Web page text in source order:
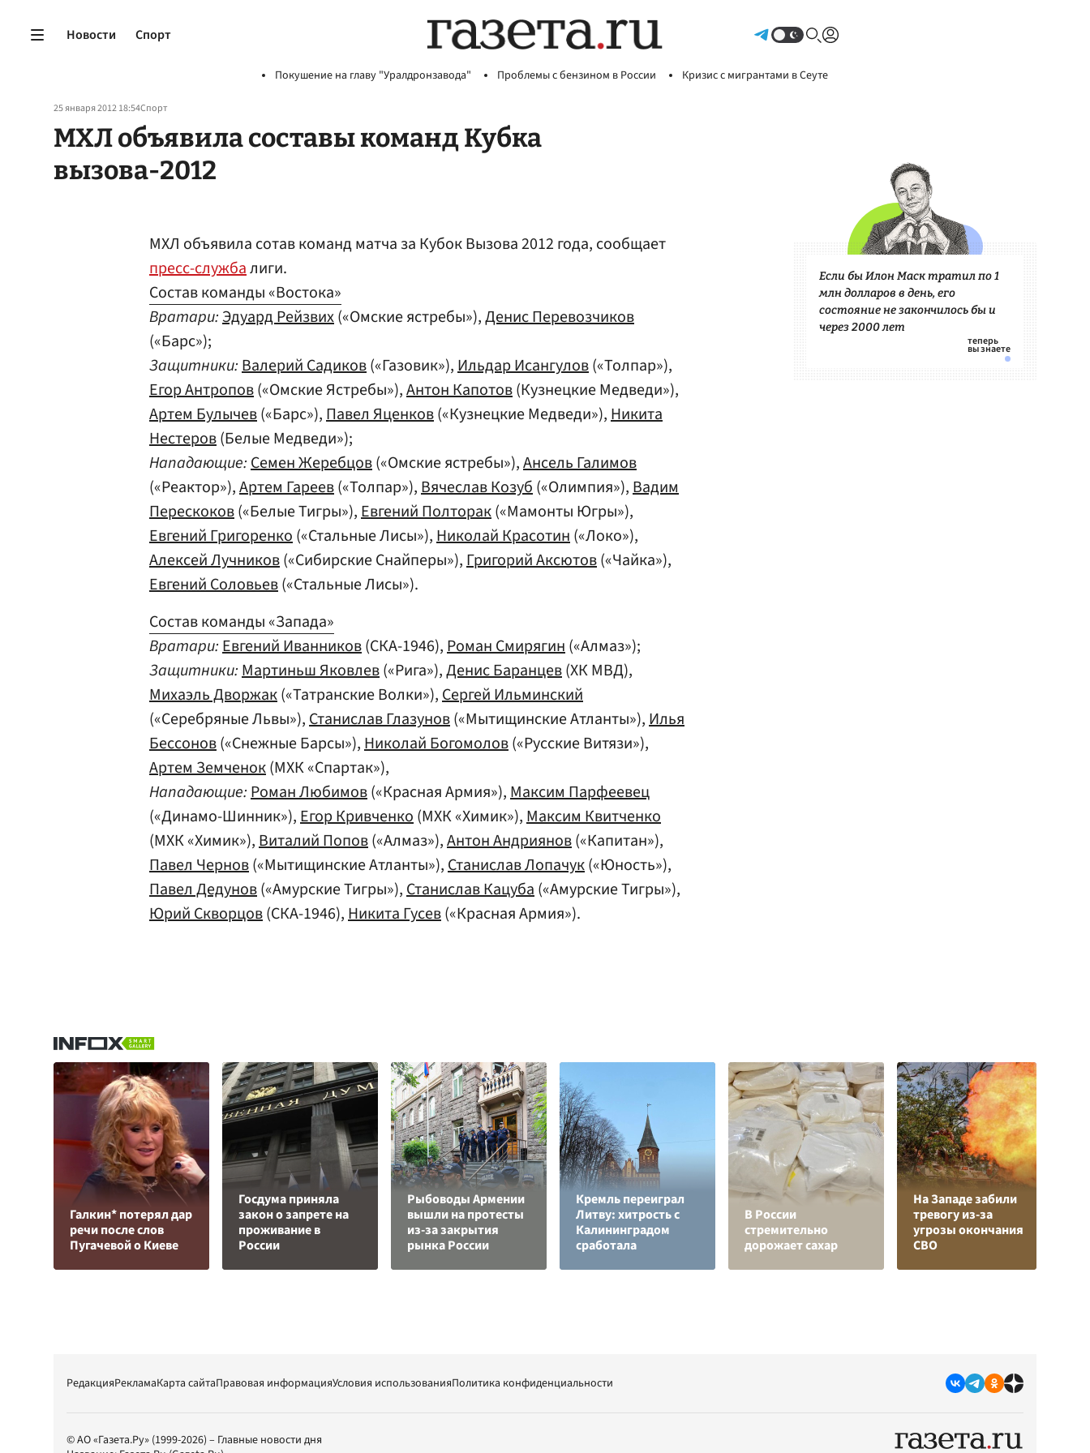
Новости Спорт
Покушение на главу "Уралдронзавода" Проблемы с бензином в России Кризис с мигрантами в Сеуте
25 января 2012 18:54Спорт
МХЛ объявила составы команд Кубка
вызова-2012
МХЛ объявила сотав команд матча за Кубок Вызова 2012 года, сообщает
пресс-службалиги.
Состав команды «Востока»
Вратари:Эдуард Рейзвих(«Омские ястребы»),Денис Перевозчиков
(«Барс»);
Защитники:Валерий Садиков(«Газовик»),Ильдар Исангулов(«Толпар»),
Егор Антропов(«Омские Ястребы»),Антон Капотов(Кузнецкие Медведи»),
Артем Булычев(«Барс»),Павел Яценков(«Кузнецкие Медведи»),Никита
Нестеров(Белые Медведи»);
Нападающие:Семен Жеребцов(«Омские ястребы»),Ансель Галимов
(«Реактор»),Артем Гареев(«Толпар»),Вячеслав Козуб(«Олимпия»),Вадим
Перескоков(«Белые Тигры»),Евгений Полторак(«Мамонты Югры»),
Евгений Григоренко(«Стальные Лисы»),Николай Красотин(«Локо»),
Алексей Лучников(«Сибирские Снайперы»),Григорий Аксютов(«Чайка»),
Евгений Соловьев(«Стальные Лисы»).
Состав команды «Запада»
Вратари:Евгений Иванников(СКА-1946),Роман Смирягин(«Алмаз»);
Защитники:Мартиньш Яковлев(«Рига»),Денис Баранцев(ХК МВД),
Михаэль Дворжак(«Татранские Волки»),Сергей Ильминский
(«Серебряные Львы»),Станислав Глазунов(«Мытищинские Атланты»),Илья
Бессонов(«Снежные Барсы»),Николай Богомолов(«Русские Витязи»),
Артем Земченок(МХК «Спартак»),
Нападающие:Роман Любимов(«Красная Армия»),Максим Парфеевец
(«Динамо-Шинник»),Егор Кривченко(МХК «Химик»),Максим Квитченко
(МХК «Химик»),Виталий Попов(«Алмаз»),Антон Андриянов(«Капитан»),
Павел Чернов(«Мытищинские Атланты»),Станислав Лопачук(«Юность»),
Павел Дедунов(«Амурские Тигры»),Станислав Кацуба(«Амурские Тигры»),
Юрий Скворцов(СКА-1946),Никита Гусев(«Красная Армия»).
Если бы Илон Маск тратил по 1
млн долларов в день, его
состояние не закончилось бы и
через 2000 лет
Галкин* потерял дар
речи после слов
Пугачевой о Киеве
Госдума приняла
закон о запрете на
проживание в
России
Рыбоводы Армении
вышли на протесты
из-за закрытия
рынка России
Кремль переиграл
Литву: хитрость с
Калининградом
сработала
В России
стремительно
дорожает сахар
На Западе забили
тревогу из-за
угрозы окончания
СВО
РедакцияРекламаКарта сайтаПравовая информацияУсловия использованияПолитика конфиденциальности
© АО «Газета.Ру» (1999-2026) – Главные новости дня